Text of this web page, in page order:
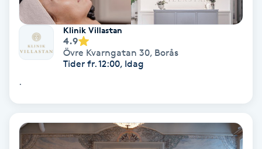
Käkledsbehandling
Kärlbehandling
Laserbehandling
Lashlift Keratin
Klinik Villastan
4.9
Övre Kvarngatan 30, Borås
Tider fr. 12:00, Idag
.